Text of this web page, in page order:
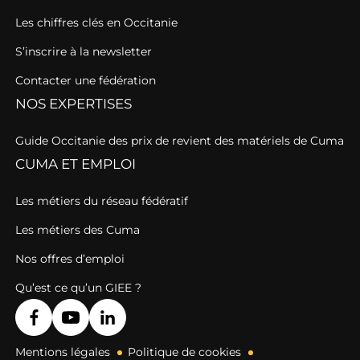
Les chiffres clés en Occitanie
S’inscrire à la newsletter
Contacter une fédération
NOS EXPERTISES
Guide Occitanie des prix de revient des matériels de Cuma
CUMA ET EMPLOI
Les métiers du réseau fédératif
Les métiers des Cuma
Nos offres d’emploi
Qu’est ce qu’un GIEE ?
Mentions légales Politique de cookies